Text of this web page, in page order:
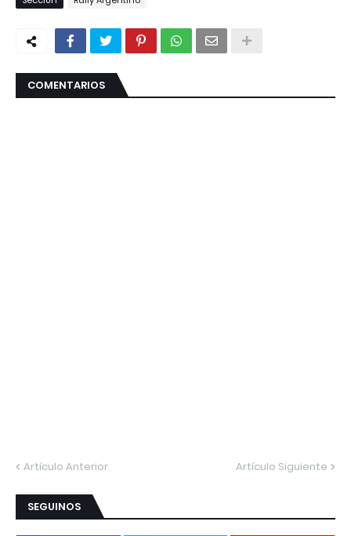
COMENTARIOS
Artículo Anterior Artículo Siguiente
SEGUINOS